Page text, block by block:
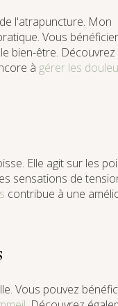
l'atrapuncture. Mon
Vous
bien-être. Découvrez
à gérer les
Elle agit sur les
sensations de
contribue à une
Vous pouvez